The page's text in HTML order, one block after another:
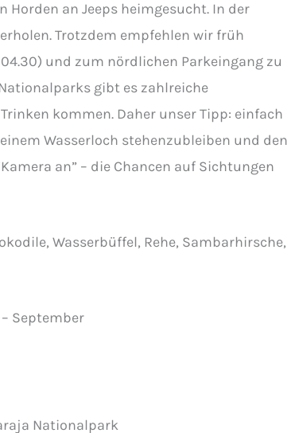
Horden an Jeeps heimgesucht. In der
Trotzdem empfehlen wir früh
und zum nördlichen Parkeingang zu
gibt es zahlreiche
kommen. Daher unser Tipp: einfach
Wasserloch stehenzubleiben und den
an” – die Chancen auf Sichtungen
Wasserbüffel, Rehe, Sambarhirsche,
September